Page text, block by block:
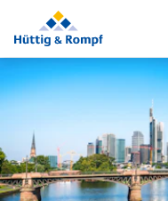
Baufinanzierung
Rechner
PartnerschaftPartner
ReportsKäuferprofile 2026
Aktuelle
News & EventsUpdates
Über unsIhre